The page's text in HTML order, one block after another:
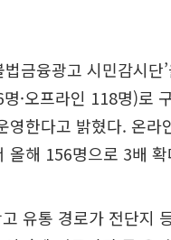
법금융광고 시민감시단
·오프라인 118명)로
영한다고 밝혔다. 온라
올해 156명으로 3배
유통 경로가 전단지